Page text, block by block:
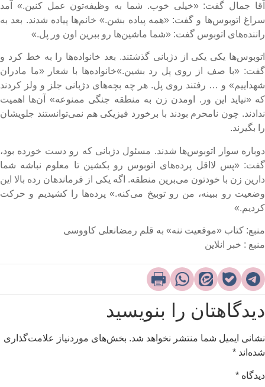
جمال گفت: «خیلی خوب. شما به وظیفه‌تون عمل کنین.» آمد
اتوبوس‌ها و گفت: «همه پیاده بشن.» خانم‌ها پیاده شدند. بعد به
اتوبوس گفت: «شما ماشین‌ها رو ببرین اون ور پل.»
یکی یکی از دژبانی گذشتند. بعد خانواده‌ها را به خط کرد و
«با صف از روی پل رد بشین.»خانواده‌ها با شعار «ما مادران
و … رفتند روی پل. هر چه بچه‌های دژبانی جلز و ولز کردند
«نیاید این ور. اومدن زن به منطقه جنگی ممنوعه» آن‌ها اهمیت
چون نامحرم بودند با برخورد فیزیکی هم نمی‌توانستند جلویشان
بگیرند.
سوار اتوبوس‌ها شدند. مسئول دژبانی که رو دست خورده بود،
«پس لااقل پرده‌های اتوبوس رو بکشین تا معلوم نباشه شما
زن با خودتون می‌برین منطقه. اگه یکی از فرماندهان رده بالا این
رو ببینه، من رو توبیخ می‌کنه.» پرده‌ها را کشیدیم و حرکت
کتاب «موقعیت ننه» به قلم رمضانعلی کاووسی
: خبر انلاین
را بنویسید
ایمیل شما منتشر نخواهد شد. بخش‌های موردنیاز علامت‌گذاری
*
*